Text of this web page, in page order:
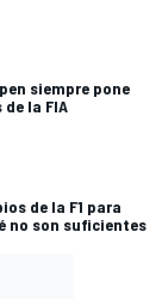
siempre pone
la FIA
de la F1 para
no son suficientes